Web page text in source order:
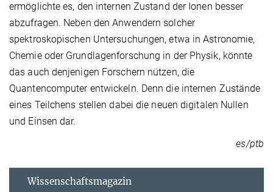
ermöglichte es, den internen Zustand der Ionen besser
abzufragen. Neben den Anwendern solcher
spektroskopischen Untersuchungen, etwa in Astronomie,
Chemie oder Grundlagenforschung in der Physik, könnte
das auch denjenigen Forschern nützen, die
Quantencomputer entwickeln. Denn die internen Zustände
eines Teilchens stellen dabei die neuen digitalen Nullen
und Einsen dar.
es/ptb
Wissenschaftsmagazin